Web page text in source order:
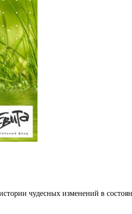
чудесных изменений в